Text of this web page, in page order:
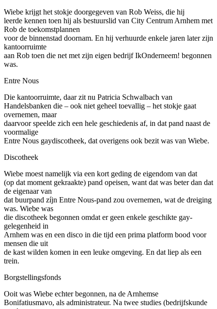
Wiebe krijgt het stokje doorgegeven van Rob Weiss, die hij
leerde kennen toen hij als bestuurslid van City Centrum Arnhem met
Rob de toekomstplannen
voor de binnenstad doornam. En hij verhuurde enkele jaren later zijn
kantoorruimte
aan Rob toen die net met zijn eigen bedrijf IkOnderneem! begonnen
was.
Entre Nous
Die kantoorruimte, daar zit nu Patricia Schwalbach van
Handelsbanken die – ook niet geheel toevallig – het stokje gaat
overnemen, maar
daarvoor speelde zich een hele geschiedenis af, in dat pand naast de
voormalige
Entre Nous gaydiscotheek, dat overigens ook bezit was van Wiebe.
Discotheek
Wiebe moest namelijk via een kort geding de eigendom van dat
(op dat moment gekraakte) pand opeisen, want dat was beter dan dat
de eigenaar van
dat buurpand zíjn Entre Nous-pand zou overnemen, wat de dreiging
was. Wiebe was
die discotheek begonnen omdat er geen enkele geschikte gay-
gelegenheid in
Arnhem was en een disco in die tijd een prima platform bood voor
mensen die uit
de kast wilden komen in een leuke omgeving. En dat liep als een
trein.
Borgstellingsfonds
Ooit was Wiebe echter begonnen, na de Arnhemse
Bonifatiusmavo, als administrateur. Na twee studies (bedrijfskunde